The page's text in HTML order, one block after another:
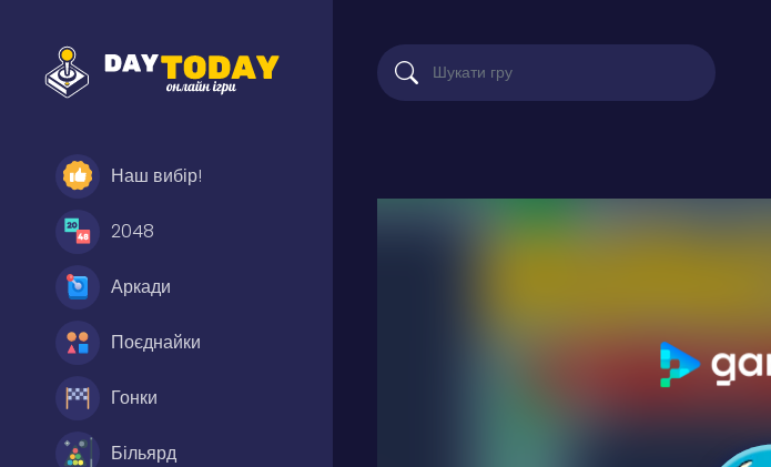
Наш вибір!
2048
Аркади
Поєднайки
Гонки
Більярд